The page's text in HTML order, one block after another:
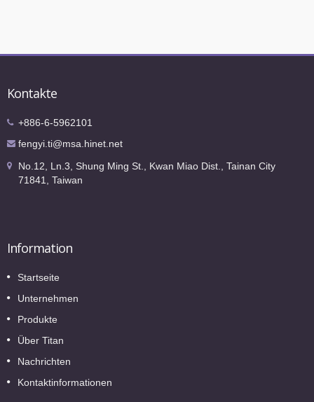
Kontakte
+886-6-5962101
fengyi.ti@msa.hinet.net
No.12, Ln.3, Shung Ming St., Kwan Miao Dist., Tainan City
71841, Taiwan
Information
Startseite
Unternehmen
Produkte
Über Titan
Nachrichten
Kontaktinformationen